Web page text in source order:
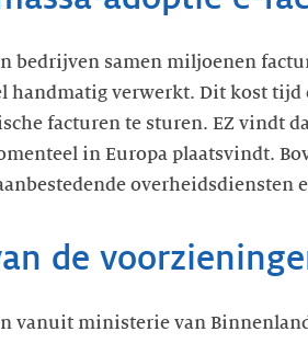
bedrijven samen miljoenen
handmatig verwerkt. Dit kost
facturen te sturen. EZ vindt
in Europa plaatsvindt.
de
vanuit ministerie van